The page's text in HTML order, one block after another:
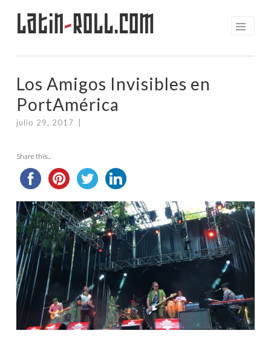
Saltar
Latin-Roll.com
Los Amigos Invisibles en
PortAmérica
julio 29, 2017
Share this...